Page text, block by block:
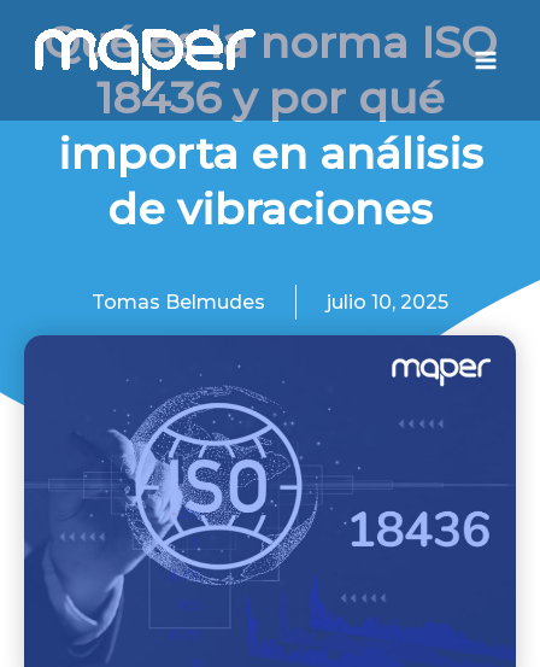
Qué es la norma ISO
18436 y por qué
importa en análisis
de vibraciones
Tomas Belmudes julio 10, 2025